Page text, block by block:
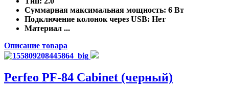
Суммарная максимальная мощность: 6 Вт
Подключение колонок через USB: Нет
Материал ...
Описание товара
Perfeo PF-84 Cabinet (черный)